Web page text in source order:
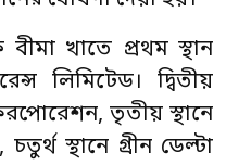
খাতে প্রথম স্থান
লিমিটেড। দ্বিতীয়
তৃতীয় স্থানে
স্থানে গ্রীন ডেল্টা